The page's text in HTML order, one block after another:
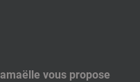
vous propose